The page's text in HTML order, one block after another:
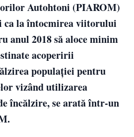
Autohtoni (PIAROM)
ca la întocmirea viitorului
anul 2018 să aloce minim
acoperirii
populaţiei pentru
vizând utilizarea
încălzire, se arată într-un